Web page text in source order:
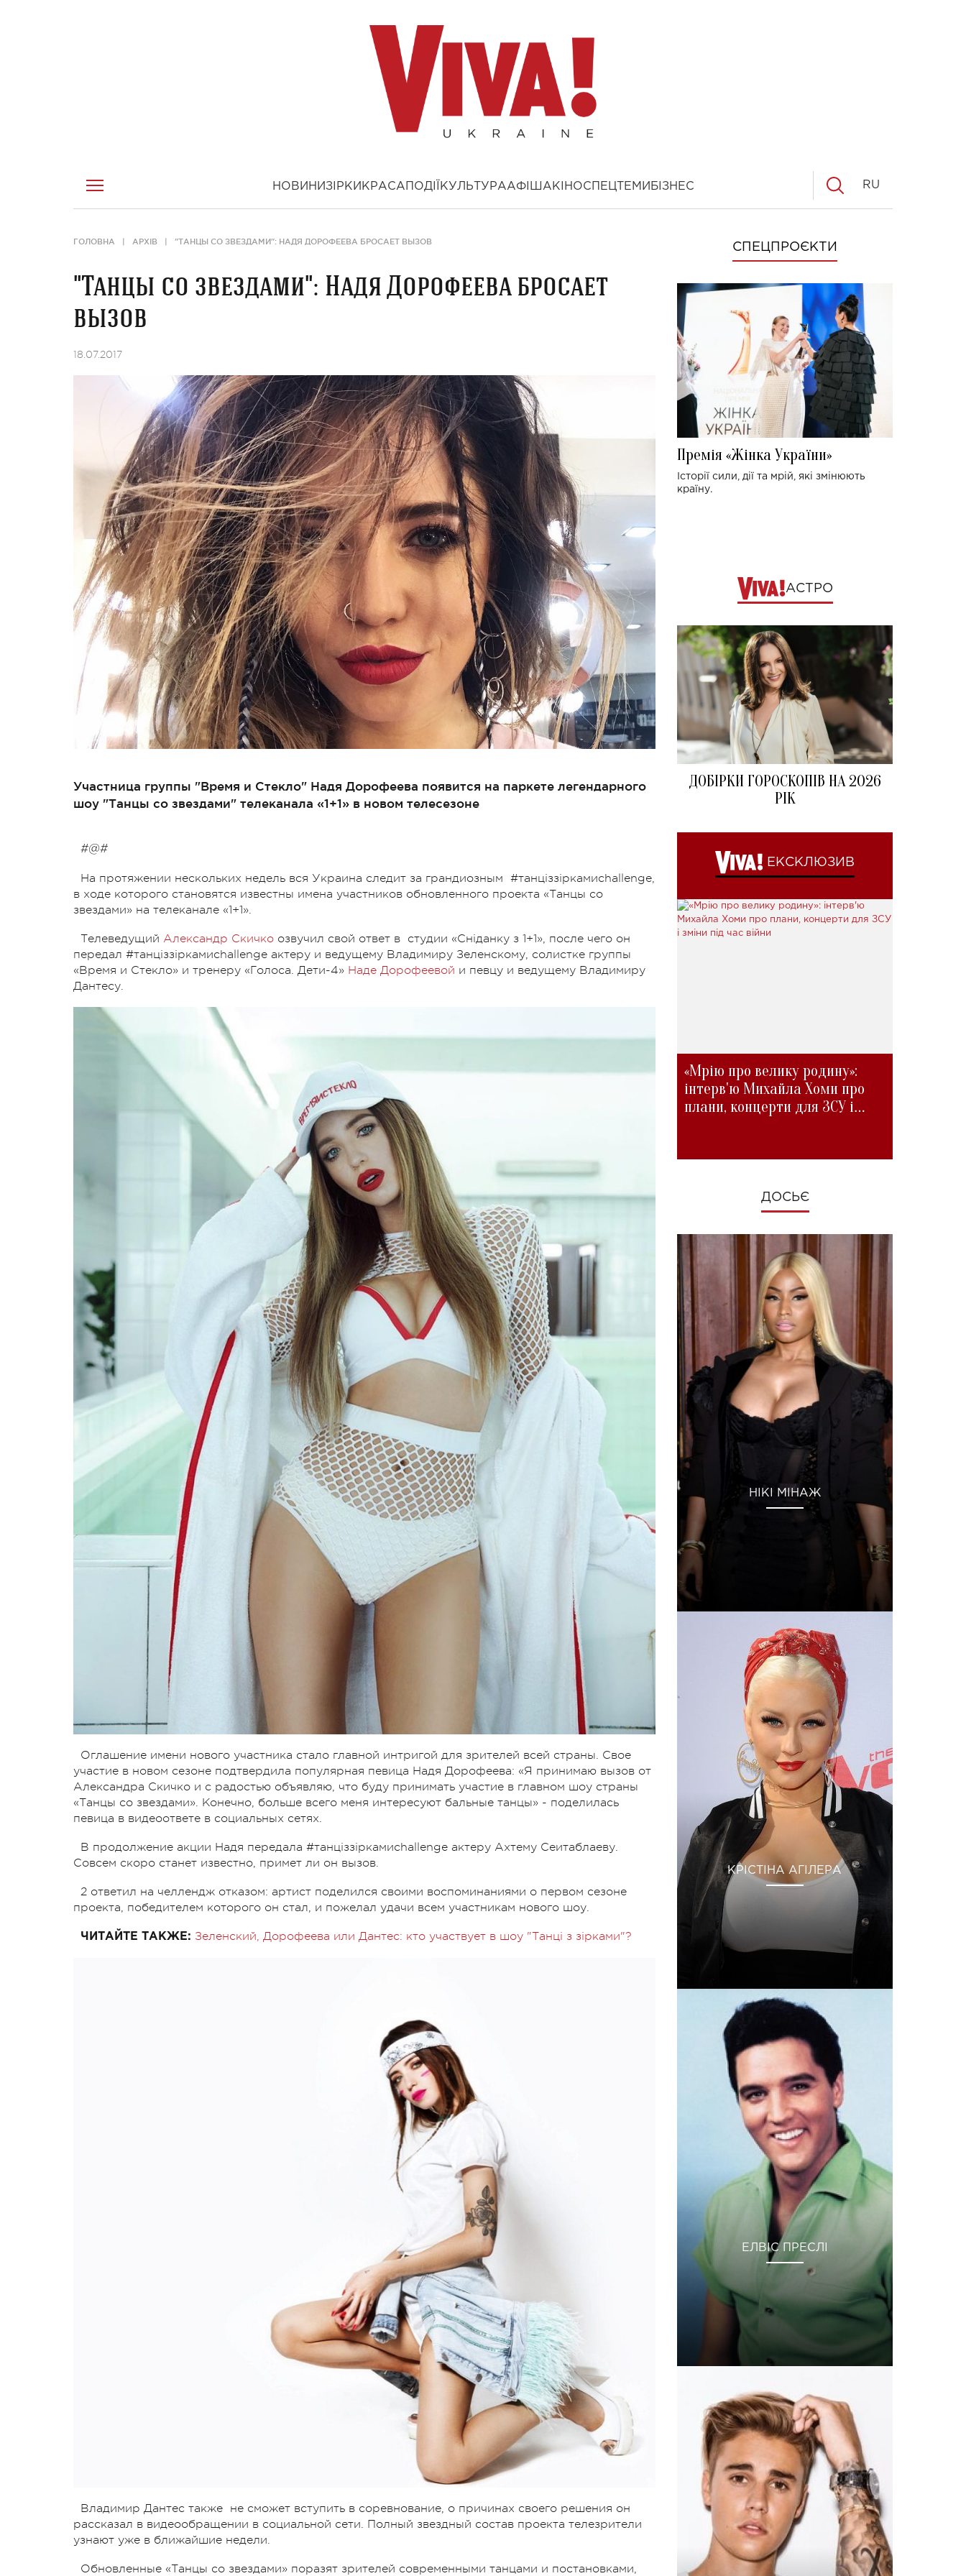
НОВИНИ ЗІРКИ КРАСА ПОДІЇ КУЛЬТУРААФІША КІНОСПЕЦТЕМИ БІЗНЕС RU
ГОЛОВНА АРХІВ "ТАНЦЫ СО ЗВЕЗДАМИ": НАДЯ ДОРОФЕЕВА БРОСАЕТ ВЫЗОВ
"Танцы со звездами": Надя Дорофеева бросает
вызов
18.07.2017
Участница группы "Время и Стекло" Надя Дорофеева появится на паркете легендарного
шоу "Танцы со звездами" телеканала «1+1» в новом телесезоне
#@#
На протяжении нескольких недель вся Украина следит за грандиозным #танціззіркамиchallenge,
в ходе которого становятся известны имена участников обновленного проекта «Танцы со
звездами» на телеканале «1+1».
Телеведущий Александр Скичко озвучил свой ответ в студии «Сніданку з 1+1», после чего он
передал #танціззіркамиchallenge актеру и ведущему Владимиру Зеленскому, солистке группы
«Время и Стекло» и тренеру «Голоса. Дети-4» Наде Дорофеевой и певцу и ведущему Владимиру
Дантесу.
Оглашение имени нового участника стало главной интригой для зрителей всей страны. Свое
участие в новом сезоне подтвердила популярная певица Надя Дорофеева: «Я принимаю вызов от
Александра Скичко и с радостью объявляю, что буду принимать участие в главном шоу страны
«Танцы со звездами». Конечно, больше всего меня интересуют бальные танцы» - поделилась
певица в видеоответе в социальных сетях.
В продолжение акции Надя передала #танціззіркамиchallenge актеру Ахтему Сеитаблаеву.
Совсем скоро станет известно, примет ли он вызов.
2 ответил на челлендж отказом: артист поделился своими воспоминаниями о первом сезоне
проекта, победителем которого он стал, и пожелал удачи всем участникам нового шоу.
ЧИТАЙТЕ ТАКЖЕ: Зеленский, Дорофеева или Дантес: кто участвует в шоу "Танці з зірками"?
Владимир Дантес также не сможет вступить в соревнование, о причинах своего решения он
рассказал в видеообращении в социальной сети. Полный звездный состав проекта телезрители
узнают уже в ближайшие недели.
Обновленные «Танцы со звездами» поразят зрителей современными танцами и постановками,
СПЕЦПРОЄКТИ
Премія «Жінка України»
Історії сили, дії та мрій, які змінюють
країну.
АСТРО
ДОБІРКИ ГОРОСКОПІВ НА 2026
РІК
ЕКСКЛЮЗИВ
«Мрію про велику родину»:
інтерв'ю Михайла Хоми про
плани, концерти для ЗСУ і
ДОСЬЄ
НІКІ МІНАЖ
КРІСТІНА АГІЛЕРА
ЕЛВІС ПРЕСЛІ